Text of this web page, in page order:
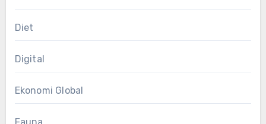
Diet
Digital
Ekonomi Global
Fauna